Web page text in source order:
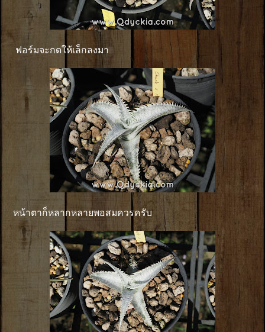
ฟอร์มจะกดให้เล็กลงมา
หน้าตาก็หลากหลายพอสมควรครับ